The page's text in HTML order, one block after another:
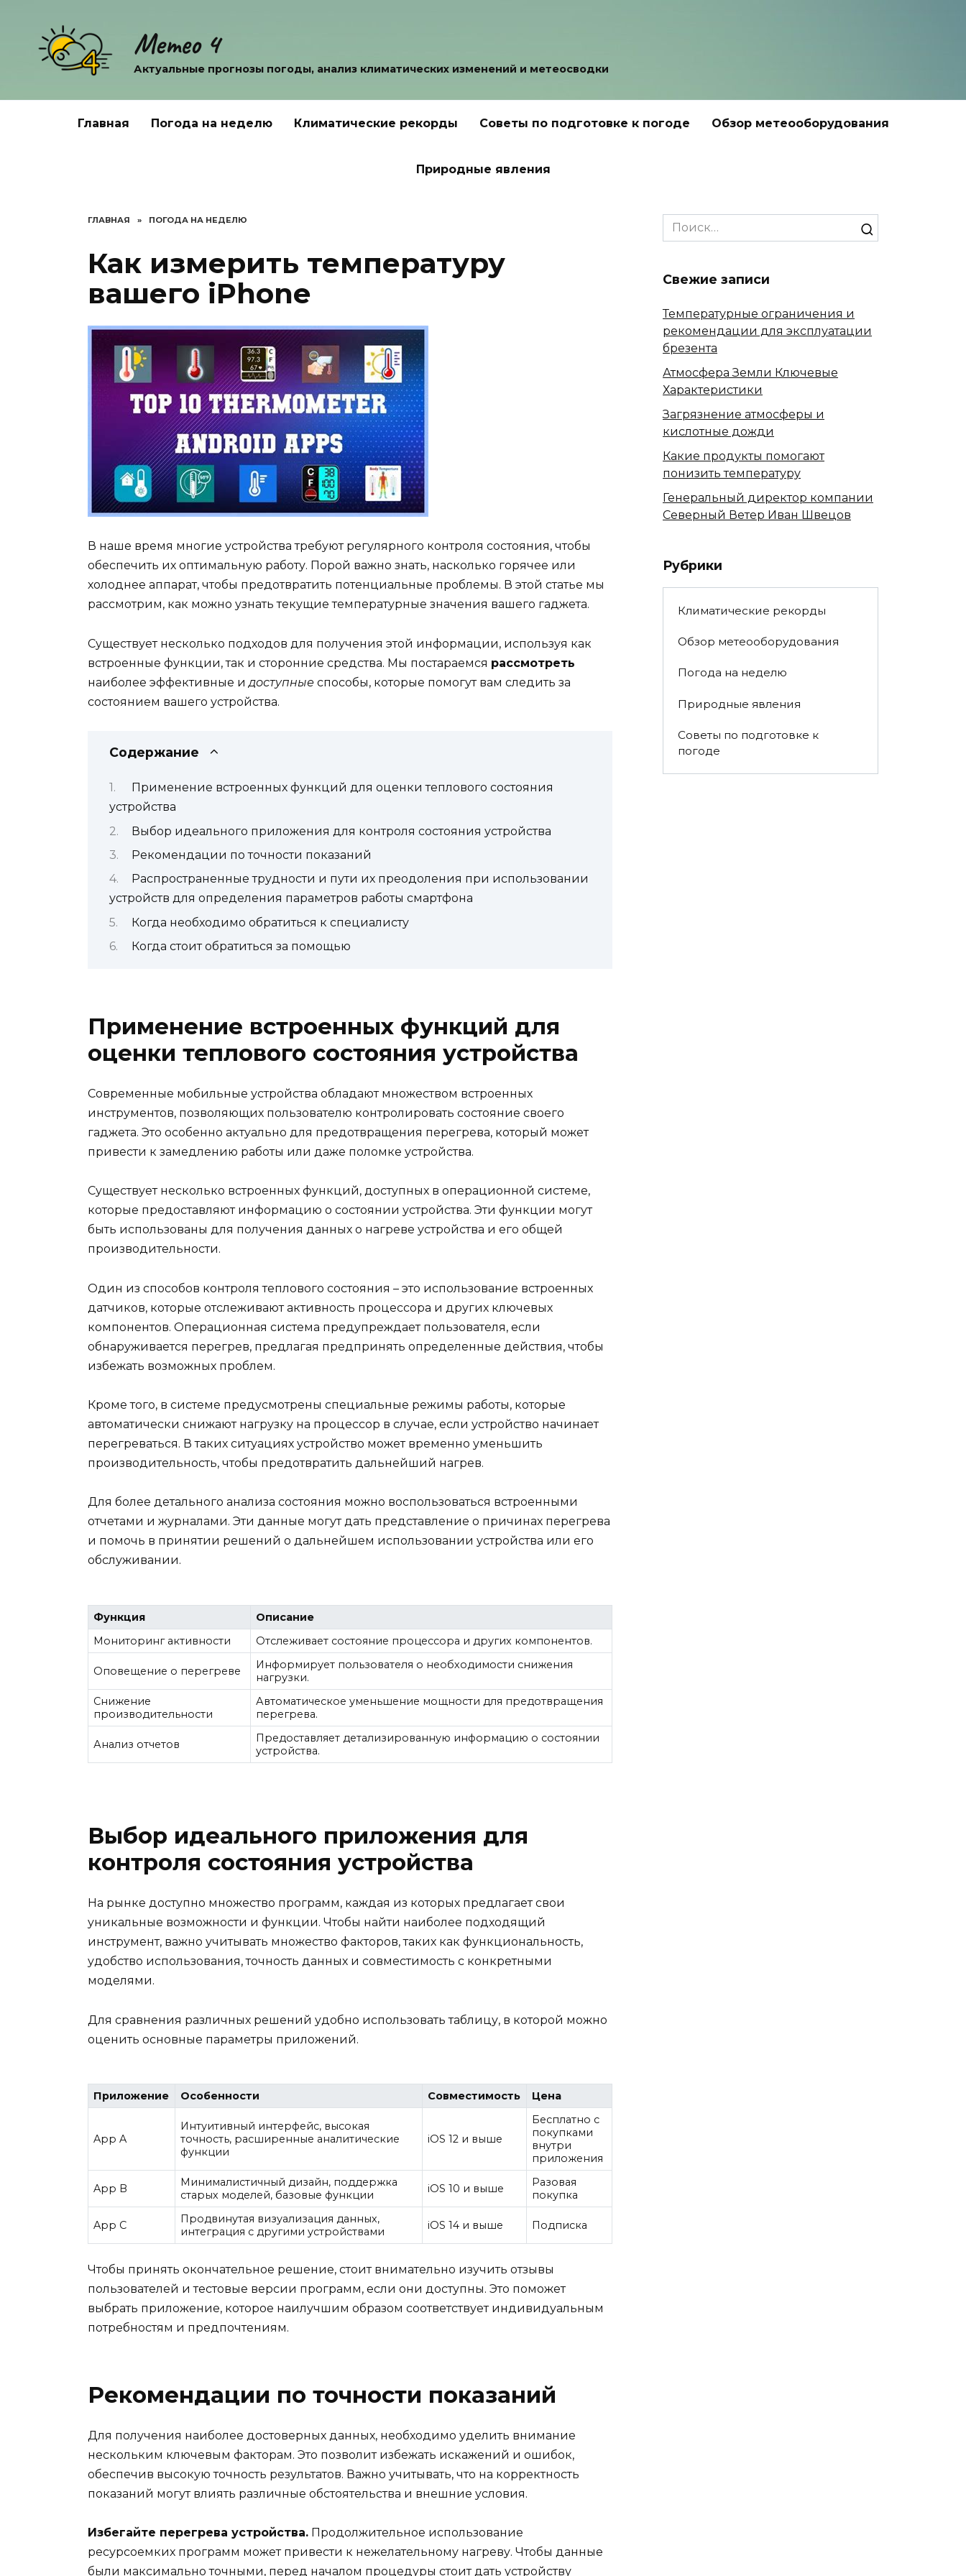
содержанию
Метео 4
Актуальные прогнозы погоды, анализ климатических изменений и метеосводки
Главная Погода на неделю Климатические рекорды Советы по подготовке к погоде Обзор метеооборудования
Природные явления
ГЛАВНАЯ » ПОГОДА НА НЕДЕЛЮ
Как измерить температуру
вашего iPhone
В наше время многие устройства требуют регулярного контроля состояния, чтобы
обеспечить их оптимальную работу. Порой важно знать, насколько горячее или
холоднее аппарат, чтобы предотвратить потенциальные проблемы. В этой статье мы
рассмотрим, как можно узнать текущие температурные значения вашего гаджета.
Существует несколько подходов для получения этой информации, используя как
встроенные функции, так и сторонние средства. Мы постараемся рассмотреть
наиболее эффективные и доступные способы, которые помогут вам следить за
состоянием вашего устройства.
Содержание
Применение встроенных функций для оценки теплового состояния
устройства
Выбор идеального приложения для контроля состояния устройства
Рекомендации по точности показаний
Распространенные трудности и пути их преодоления при использовании
устройств для определения параметров работы смартфона
Когда необходимо обратиться к специалисту
Когда стоит обратиться за помощью
Применение встроенных функций для
оценки теплового состояния устройства
Современные мобильные устройства обладают множеством встроенных
инструментов, позволяющих пользователю контролировать состояние своего
гаджета. Это особенно актуально для предотвращения перегрева, который может
привести к замедлению работы или даже поломке устройства.
Существует несколько встроенных функций, доступных в операционной системе,
которые предоставляют информацию о состоянии устройства. Эти функции могут
быть использованы для получения данных о нагреве устройства и его общей
производительности.
Один из способов контроля теплового состояния – это использование встроенных
датчиков, которые отслеживают активность процессора и других ключевых
компонентов. Операционная система предупреждает пользователя, если
обнаруживается перегрев, предлагая предпринять определенные действия, чтобы
избежать возможных проблем.
Кроме того, в системе предусмотрены специальные режимы работы, которые
автоматически снижают нагрузку на процессор в случае, если устройство начинает
перегреваться. В таких ситуациях устройство может временно уменьшить
производительность, чтобы предотвратить дальнейший нагрев.
Для более детального анализа состояния можно воспользоваться встроенными
отчетами и журналами. Эти данные могут дать представление о причинах перегрева
и помочь в принятии решений о дальнейшем использовании устройства или его
обслуживании.
Функция
Описание
Мониторинг активности
Отслеживает состояние процессора и других компонентов.
Оповещение о перегреве
Информирует пользователя о необходимости снижения
нагрузки.
Снижение
производительности
Автоматическое уменьшение мощности для предотвращения
перегрева.
Анализ отчетов
Предоставляет детализированную информацию о состоянии
устройства.
Выбор идеального приложения для
контроля состояния устройства
На рынке доступно множество программ, каждая из которых предлагает свои
уникальные возможности и функции. Чтобы найти наиболее подходящий
инструмент, важно учитывать множество факторов, таких как функциональность,
удобство использования, точность данных и совместимость с конкретными
моделями.
Для сравнения различных решений удобно использовать таблицу, в которой можно
оценить основные параметры приложений.
Приложение Особенности Совместимость Цена
App A
Интуитивный интерфейс, высокая
точность, расширенные аналитические
функции
iOS 12 и выше
Бесплатно с
покупками
внутри
приложения
App B
Минималистичный дизайн, поддержка
старых моделей, базовые функции
iOS 10 и выше
Разовая
покупка
App C
Продвинутая визуализация данных,
интеграция с другими устройствами
iOS 14 и выше Подписка
Чтобы принять окончательное решение, стоит внимательно изучить отзывы
пользователей и тестовые версии программ, если они доступны. Это поможет
выбрать приложение, которое наилучшим образом соответствует индивидуальным
потребностям и предпочтениям.
Рекомендации по точности показаний
Для получения наиболее достоверных данных, необходимо уделить внимание
нескольким ключевым факторам. Это позволит избежать искажений и ошибок,
обеспечив высокую точность результатов. Важно учитывать, что на корректность
показаний могут влиять различные обстоятельства и внешние условия.
Избегайте перегрева устройства. Продолжительное использование
ресурсоемких программ может привести к нежелательному нагреву. Чтобы данные
были максимально точными, перед началом процедуры стоит дать устройству
Search
for:
Свежие записи
Температурные ограничения и
рекомендации для эксплуатации
брезента
Атмосфера Земли Ключевые
Характеристики
Загрязнение атмосферы и
кислотные дожди
Какие продукты помогают
понизить температуру
Генеральный директор компании
Северный Ветер Иван Швецов
Рубрики
Климатические рекорды
Обзор метеооборудования
Погода на неделю
Природные явления
Советы по подготовке к
погоде